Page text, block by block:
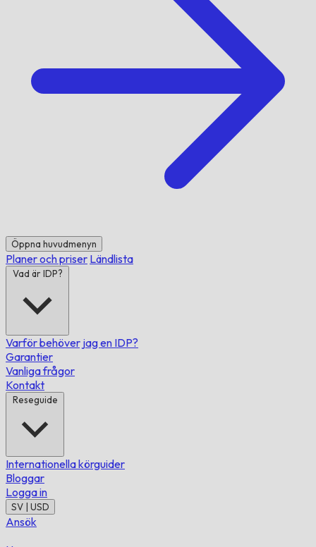
Öppna huvudmenyn
Planer och priser Ländlista
Vad är IDP?
Varför behöver jag en IDP?
Garantier
Vanliga frågor
Kontakt
Reseguide
Internationella körguider
Bloggar
Logga in
SV | USD
Ansök